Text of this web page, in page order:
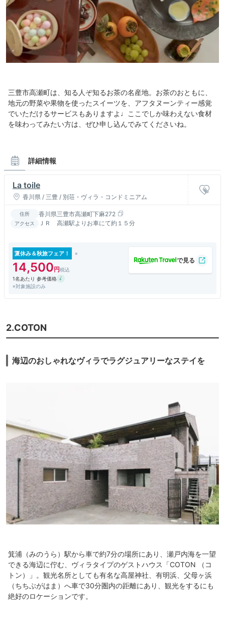
三豊市高瀬町は、知る人ぞ知るお茶の名産地。お茶のおともに、
地元の野菜や果物を使ったスイーツを、アフタヌーンティー感覚
でいただけるサービスもありますよ♩ここでしか味わえない食材
を味わってみたい方は、ぜひ申し込んでみてくださいね。
詳細情報
La toile
香川県 / 三豊 / 別荘・ヴィラ・コンドミニアム
住所 香川県三豊市高瀬町下麻272
アクセス ＪＲ 高瀬駅よりお車にて約１５分
夏休み＆秋旅フェア！
14,500
1名あたり 参考価格
※対象施設のみ
2.COTON
海辺のおしゃれなヴィラでラグジュアリーなステイを
箕浦（みのうら）駅から車で約7分の場所にあり、瀬戸内海を一望
できる海辺に佇む、ヴィラタイプのゲストハウス「COTON （コ
トン）」。観光名所としても有名な高屋神社、有明浜、父母ヶ浜
（ちちぶがはま）へ車で30分圏内の距離にあり、観光をするにも
絶好のロケーションです。